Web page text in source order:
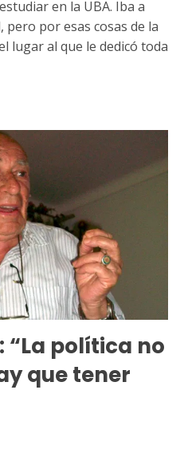
en la UBA. Iba a
por esas cosas de la
lugar al que le dedicó toda
“La política no
que tener